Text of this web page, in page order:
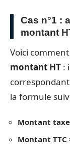
Cas n°1 :
montant
Voici
montant HT :
correspondant
la formule
Montant
Montant